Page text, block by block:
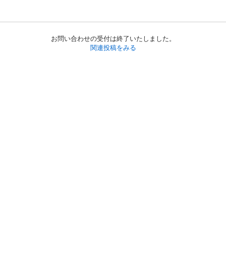
お問い合わせの受付は終了いたしました。
関連投稿をみる